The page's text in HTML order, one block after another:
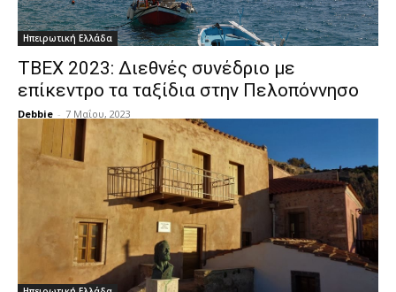
Ηπειρωτική Ελλάδα
ΤΒΕΧ 2023: Διεθνές συνέδριο με
επίκεντρο τα ταξίδια στην Πελοπόννησο
Debbie - 7 Μαΐου, 2023